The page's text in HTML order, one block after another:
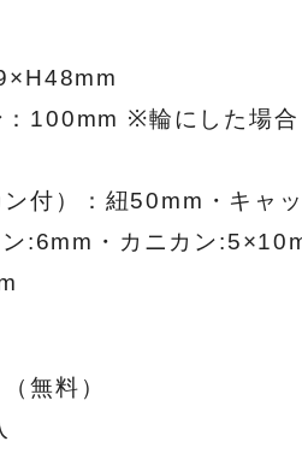
：100mm ※輪にした場合
ン付）：紐50mm・キャ
:6mm・カニカン
無料）